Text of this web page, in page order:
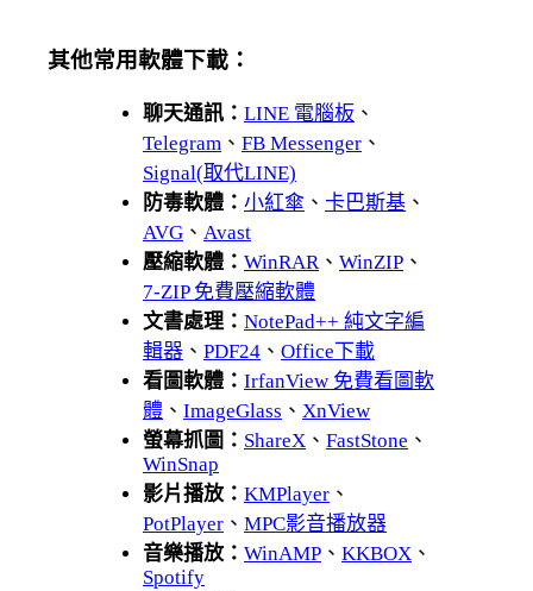
其他常用軟體下載：
聊天通訊： LINE 電腦板 、
Telegram 、 FB Messenger 、
Signal(取代LINE)
防毒軟體： 小紅傘 、 卡巴斯基 、
AVG 、 Avast
壓縮軟體： WinRAR、 WinZIP 、
7-ZIP 免費壓縮軟體
文書處理： NotePad++ 純文字編
輯器 、 PDF24 、 Office下載
看圖軟體： IrfanView 免費看圖軟
體 、 ImageGlass 、 XnView
螢幕抓圖： ShareX 、 FastStone 、
WinSnap
影片播放： KMPlayer 、
PotPlayer 、 MPC影音播放器
音樂播放： WinAMP 、 KKBOX 、
Spotify